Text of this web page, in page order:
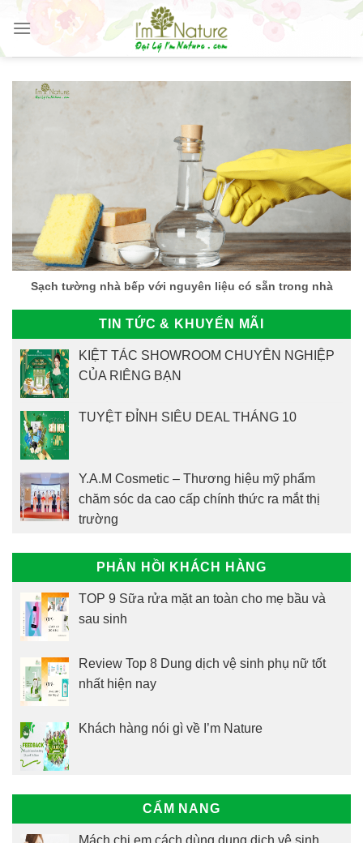
Skip
content
Sạch tường nhà bếp với nguyên liệu có sẵn trong nhà
TIN TỨC & KHUYẾN MÃI
KIỆT TÁC SHOWROOM CHUYÊN NGHIỆP
CỦA RIÊNG BẠN
TUYỆT ĐỈNH SIÊU DEAL THÁNG 10
Y.A.M Cosmetic – Thương hiệu mỹ phẩm
chăm sóc da cao cấp chính thức ra mắt thị
trường
PHẢN HỒI KHÁCH HÀNG
TOP 9 Sữa rửa mặt an toàn cho mẹ bầu và
sau sinh
Review Top 8 Dung dịch vệ sinh phụ nữ tốt
nhất hiện nay
Khách hàng nói gì về I’m Nature
CẨM NANG
Mách chị em cách dùng dung dịch vệ sinh